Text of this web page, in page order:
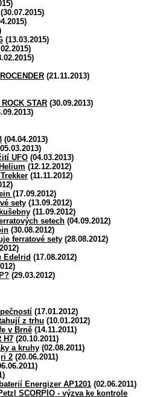
(13.03.2015)
(21.11.2013)
STAR (30.09.2013)
(04.04.2013)
UFO (04.03.2013)
(12.12.2012)
(11.11.2012)
(17.09.2012)
sety (13.09.2012)
(11.09.2012)
setech (04.09.2012)
(30.08.2012)
ferratové sety (28.08.2012)
Edelrid (17.08.2012)
(29.03.2012)
(17.01.2012)
z trhu (10.01.2012)
v Brně (14.11.2011)
H7 (20.10.2011)
a kruhy (02.08.2011)
2 (20.06.2011)
Energizer AP1201 (02.06.2011)
SCORPIO - výzva ke kontrole